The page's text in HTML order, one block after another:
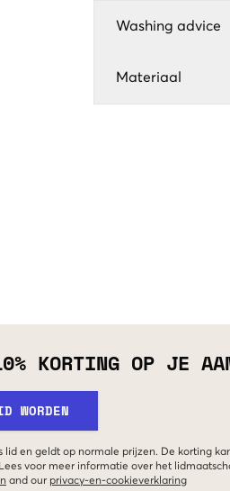
Washing advice
Materiaal
KORTING OP JE
WORDEN
en geldt op normale prijzen. De korting
voor meer informatie over het
and our privacy-en-cookieverklaring